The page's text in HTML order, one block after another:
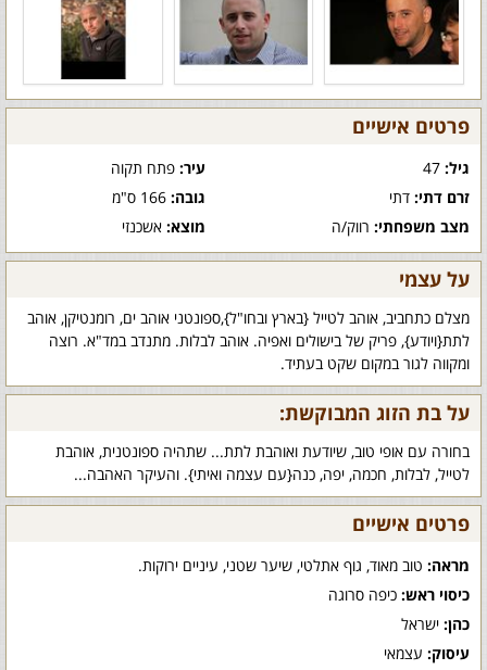
פרטים אישיים
גיל: עיר:פתח תקוה
זרם דתי: דתי גובה:166 ס"מ
מצב משפחתי: רווק/ה מוצא:אשכנזי
על עצמי
מצלם כתחביב, אוהב לטייל {בארץ ובחו"ל},ספונטני אוהב ים, רומנטיקן, אוהב
לתת{ויודע}, פריק של בישולים ואפיה. אוהב לבלות. מתנדב במד"א. רוצה
ומקווה לגור במקום שקט בעתיד.
על בת הזוג המבוקשת:
בחורה עם אופי טוב, שיודעת ואוהבת לתת... שתהיה ספונטנית, אוהבת
לטייל, לבלות, חכמה, יפה, כנה{עם עצמה ואיתי}. והעיקר האהבה...
פרטים אישיים
מראה: טוב מאוד, גוף אתלטי, שיער שטני, עיניים ירוקות.
כיסוי ראש: כיפה סרוגה
כהן: ישראל
עיסוק: עצמאי